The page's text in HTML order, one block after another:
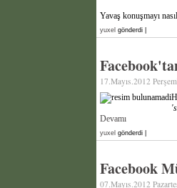
Yavaş konuşmayı
yuxel gönderdi |
17.Mayıs.2012
Devamı
yuxel gönderdi |
Facebook
07.Mayıs.2012